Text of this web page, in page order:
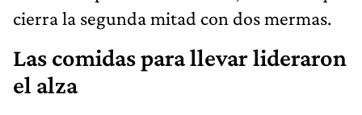
cierra la segunda mitad con dos mermas.
Las comidas para llevar lideraron
el alza